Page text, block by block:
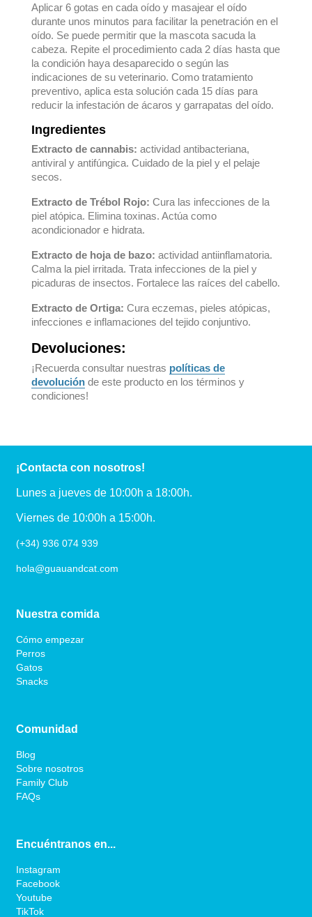
Aplicar 6 gotas en cada oído y masajear el oído
durante unos minutos para facilitar la penetración en el
oído. Se puede permitir que la mascota sacuda la
cabeza. Repite el procedimiento cada 2 días hasta que
la condición haya desaparecido o según las
indicaciones de su veterinario. Como tratamiento
preventivo, aplica esta solución cada 15 días para
reducir la infestación de ácaros y garrapatas del oído.
Ingredientes
Extracto de cannabis: actividad antibacteriana,
antiviral y antifúngica. Cuidado de la piel y el pelaje
secos.
Extracto de Trébol Rojo: Cura las infecciones de la
piel atópica. Elimina toxinas. Actúa como
acondicionador e hidrata.
Extracto de hoja de bazo: actividad antiinflamatoria.
Calma la piel irritada. Trata infecciones de la piel y
picaduras de insectos. Fortalece las raíces del cabello.
Extracto de Ortiga: Cura eczemas, pieles atópicas,
infecciones e inflamaciones del tejido conjuntivo.
Devoluciones:
¡Recuerda consultar nuestras políticas de
devolución de este producto en los términos y
condiciones!
¡Contacta con nosotros!
Lunes a jueves de 10:00h a 18:00h.
Viernes de 10:00h a 15:00h.
(+34) 936 074 939
hola@guauandcat.com
Nuestra comida
Cómo empezar
Perros
Gatos
Snacks
Comunidad
Blog
Sobre nosotros
Family Club
FAQs
Encuéntranos en...
Instagram
Facebook
Youtube
TikTok